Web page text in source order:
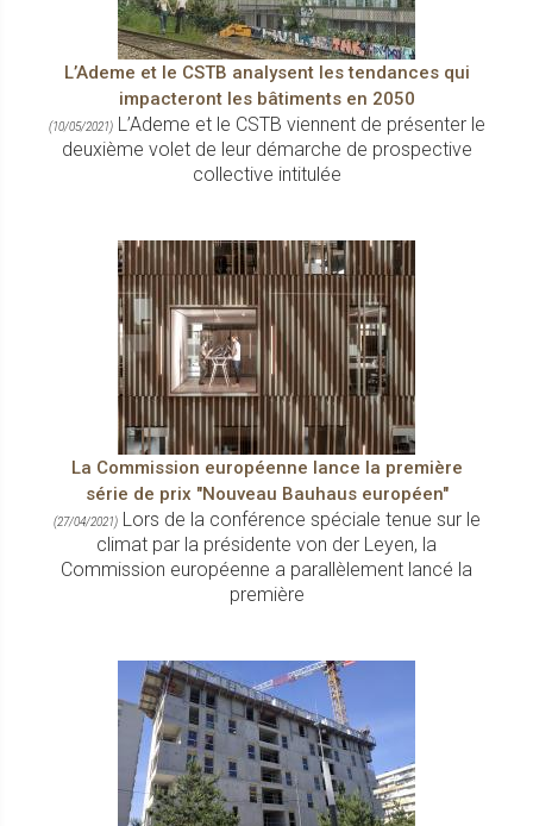
L’Ademe et le CSTB analysent les tendances qui
impacteront les bâtiments en 2050
(10/05/2021)L’Ademe et le CSTB viennent de présenter le
deuxième volet de leur démarche de prospective
collective intitulée
La Commission européenne lance la première
série de prix "Nouveau Bauhaus européen"
(27/04/2021)Lors de la conférence spéciale tenue sur le
climat par la présidente von der Leyen, la
Commission européenne a parallèlement lancé la
première